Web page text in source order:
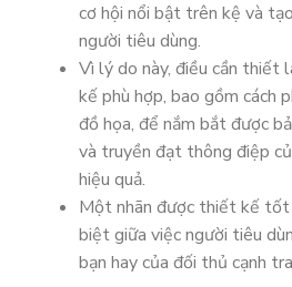
cơ hội nổi bật trên kệ và
người tiêu dùng.
Vì lý do này, điều cần thiết
kế phù hợp, bao gồm cách
đồ họa, để nắm bắt được
và truyền đạt thông điệp
hiệu quả.
Một nhãn được thiết kế
biệt giữa việc người tiêu
bạn hay của đối thủ cạnh